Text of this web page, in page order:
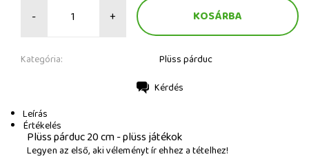
- +
Kategória: Plüss párduc
Kérdés
Leírás
Értékelés
Plüss párduc 20 cm - plüss játékok
Legyen az első, aki véleményt ír ehhez a tételhez!